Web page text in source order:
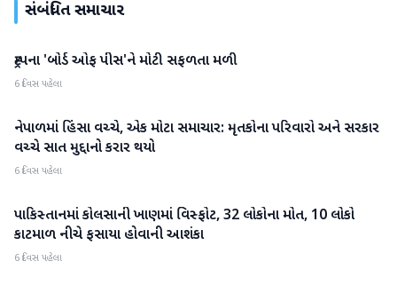
સંબંધિત સમાચાર
આંતરરાષ્ટ્રીય
ટ્રમ્પના 'બોર્ડ ઓફ પીસ'ને મોટી સફળતા મળી
6 દિવસ પહેલા
આંતરરાષ્ટ્રીય
નેપાળમાં હિંસા વચ્ચે, એક મોટા સમાચાર: મૃતકોના પરિવારો અને સરકાર
વચ્ચે સાત મુદ્દાનો કરાર થયો
6 દિવસ પહેલા
આંતરરાષ્ટ્રીય
પાકિસ્તાનમાં કોલસાની ખાણમાં વિસ્ફોટ, 32 લોકોના મોત, 10 લોકો
કાટમાળ નીચે ફસાયા હોવાની આશંકા
6 દિવસ પહેલા